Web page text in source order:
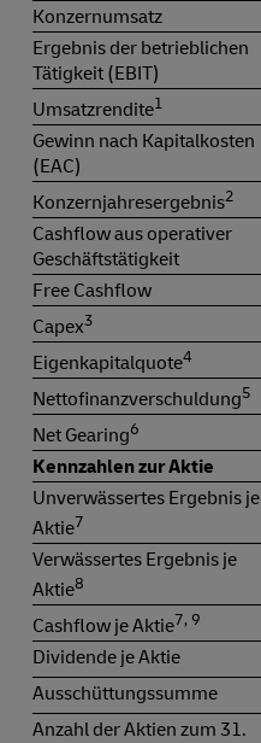
Konzernumsatz
Ergebnis der betrieblichen
Tätigkeit (EBIT)
Umsatzrendite1
Gewinn nach Kapitalkosten
(EAC)
Konzernjahresergebnis2
Cashflow aus operativer
Geschäftstätigkeit
Free Cashflow
Capex3
Eigenkapitalquote4
Nettofinanzverschuldung5
Net Gearing6
Kennzahlen zur Aktie
Unverwässertes Ergebnis je
Aktie7
Verwässertes Ergebnis je
Aktie8
Cashflow je Aktie7, 9
Dividende je Aktie
Ausschüttungssumme
Anzahl der Aktien zum 31.